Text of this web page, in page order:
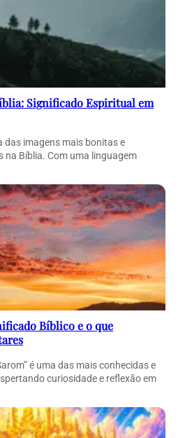
Significado Espiritual em
das imagens mais bonitas e
na Bíblia. Com uma linguagem
Bíblico e o que
é uma das mais conhecidas e
curiosidade e reflexão em